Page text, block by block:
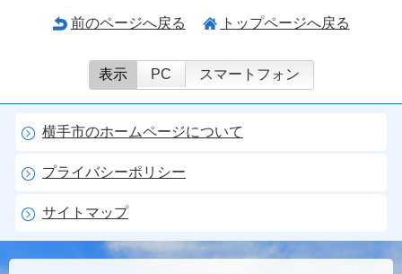
前のページへ戻る トップページへ戻る
表示 PC スマートフォン
横手市のホームページについて
プライバシーポリシー
サイトマップ